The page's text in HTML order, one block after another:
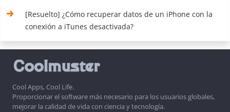
[Resuelto] ¿Cómo recuperar datos de un iPhone con la
conexión a iTunes desactivada?
Cool Apps, Cool Life.
Proporcionar el software más necesario para los usuarios globales,
mejorar la calidad de vida con ciencia y tecnología.